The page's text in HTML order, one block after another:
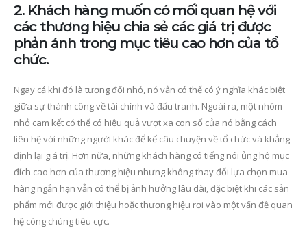
2. Khách hàng muốn có mối quan hệ với
các thương hiệu chia sẻ các giá trị được
phản ánh trong mục tiêu cao hơn của tổ
chức.
Ngay cả khi đó là tương đối nhỏ, nó vẫn có thể có ý nghĩa khác biệt
giữa sự thành công về tài chính và đấu tranh. Ngoài ra, một nhóm
nhỏ cam kết có thể có hiệu quả vượt xa con số của nó bằng cách
liên hệ với những người khác để kể câu chuyện về tổ chức và khẳng
định lại giá trị. Hơn nữa, những khách hàng có tiếng nói ủng hộ mục
đích cao hơn của thương hiệu nhưng không thay đổi lựa chọn mua
hàng ngắn hạn vẫn có thể bị ảnh hưởng lâu dài, đặc biệt khi các sản
phẩm mới được giới thiệu hoặc thương hiệu rơi vào một vấn đề quan
hệ công chúng tiêu cực.